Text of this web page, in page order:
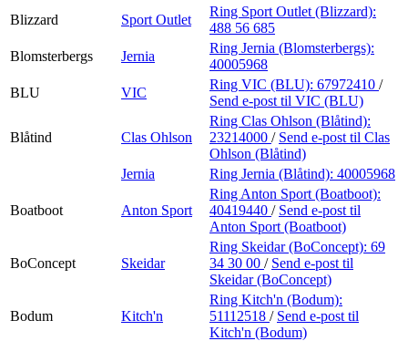
Blizzard
Sport Outlet
Ring Sport Outlet (Blizzard):
488 56 685
Blomsterbergs
Jernia
Ring Jernia (Blomsterbergs):
40005968
BLU
VIC
Ring VIC (BLU): 67972410 /
Send e-post til VIC (BLU)
Blåtind Clas Ohlson
Ring Clas Ohlson (Blåtind):
23214000 / Send e-post til Clas
Ohlson (Blåtind)
Jernia
Ring Jernia (Blåtind): 40005968
Boatboot Anton Sport
Ring Anton Sport (Boatboot):
40419440 / Send e-post til
Anton Sport (Boatboot)
BoConcept Skeidar
Ring Skeidar (BoConcept): 69
34 30 00 / Send e-post til
Skeidar (BoConcept)
Bodum Kitch'n
Ring Kitch'n (Bodum):
51112518 / Send e-post til
Kitch'n (Bodum)